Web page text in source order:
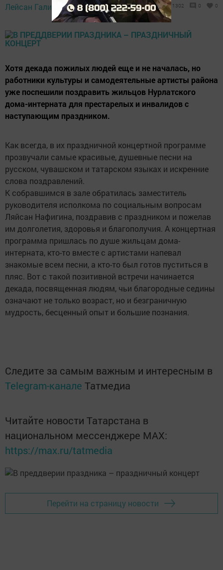
Лейсан Галиева, 27 сентября 2019 -
13:47
1302 0 0
Хотя декада пожилых людей еще и не началась, но
работники культуры и самодеятельные артисты района
уже поспешили поздравить жильцов Нурлатского
дома-интерната для престарелых и инвалидов с
наступающим праздником.
Как всегда, в их праздничной концертной программе
прозвучали самые красивые, душевные песни на
русском, чувашском и татарском языках и искренние
слова поздравлений.
К собравшимся в зале обратилась заместитель
руководителя исполкома по социальным вопросам
Ляйсан Нафигина, поздравив с праздником и пожелав
им долголетия, здоровья и благополучия. А концертная
программа пришлась по душе жильцам дома-
интерната, кто-то вместе с артистами напевал
знакомые всем песни, а кто-то был готов пуститься в
пляс. Вот с такой позитивной встречи начинается
декада, посвященная людям, чьи благородные седины
означают не только возраст, но и безграничную
мудрость, бесценный опыт и большие познания.
Следите за самым важным и интересным в
Telegram-канале Татмедиа
Читайте новости Татарстана в
национальном мессенджере MАХ:
https://max.ru/tatmedia
Перейти на страницу новости